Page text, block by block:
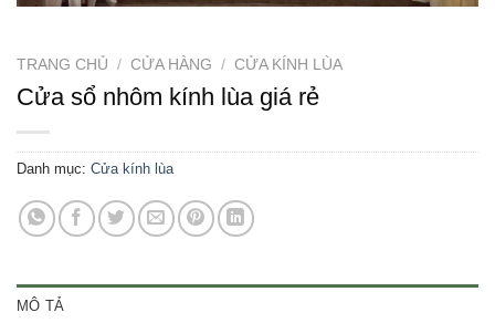
TRANG CHỦ / CỬA HÀNG / CỬA KÍNH LÙA
Cửa sổ nhôm kính lùa giá rẻ
Danh mục: Cửa kính lùa
MÔ TẢ